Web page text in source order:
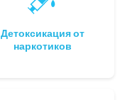
Детоксикация от
наркотиков